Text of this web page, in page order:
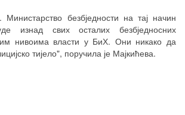
Министарство безбједности на тај начин
изнад свих осталих безбједносних
нивоима власти у БиХ. Они никако да
тијело", поручила је Мајкићева.